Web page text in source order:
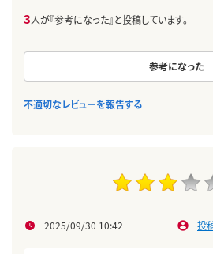
3人が『参考になった』と投稿しています。
参考になった
不適切なレビューを報告する
2025/09/30 10:42 投